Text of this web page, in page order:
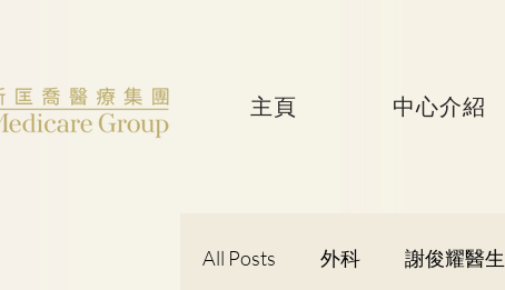
主頁 中心介紹
All Posts 外科 謝俊耀醫生